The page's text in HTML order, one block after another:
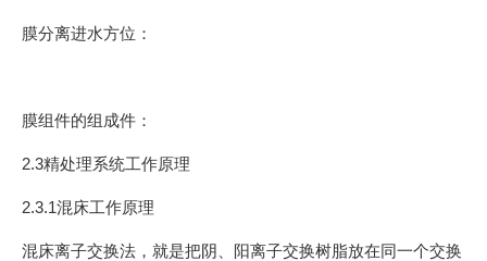
膜分离进水方位：
膜组件的组成件：
2.3精处理系统工作原理
2.3.1混床工作原理
混床离子交换法，就是把阴、阳离子交换树脂放在同一个交换